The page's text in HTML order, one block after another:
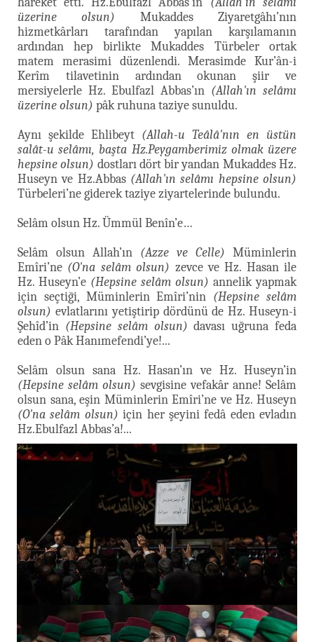
üzerine olsun) Mukaddes Ziyaretgâhı’nın
hizmetkârları tarafından yapılan karşılamanın
ardından hep birlikte Mukaddes Türbeler ortak
matem merasimi düzenlendi. Merasimde Kur’ân-i
Kerîm tilavetinin ardından okunan şiir ve
mersiyelerle Hz. Ebulfazl Abbas’ın (Allah'ın selâmı
üzerine olsun) pâk ruhuna taziye sunuldu.
Aynı şekilde Ehlibeyt (Allah-u Teâlâ'nın en üstün
salât-u selâmı, başta Hz.Peygamberimiz olmak üzere
hepsine olsun) dostları dört bir yandan Mukaddes Hz.
Huseyn ve Hz.Abbas (Allah'ın selâmı hepsine olsun)
Türbeleri’ne giderek taziye ziyartelerinde bulundu.
Selâm olsun Hz. Ümmül Benîn’e…
Selâm olsun Allah’ın (Azze ve Celle) Müminlerin
Emîri’ne (O'na selâm olsun) zevce ve Hz. Hasan ile
Hz. Huseyn’e (Hepsine selâm olsun) annelik yapmak
için seçtiği, Müminlerin Emîri’nin (Hepsine selâm
olsun) evlatlarını yetiştirip dördünü de Hz. Huseyn-i
Şehîd’in (Hepsine selâm olsun) davası uğruna feda
eden o Pâk Hanımefendi’ye!...
Selâm olsun sana Hz. Hasan’ın ve Hz. Huseyn’in
(Hepsine selâm olsun) sevgisine vefakâr anne! Selâm
olsun sana, eşin Müminlerin Emîri’ne ve Hz. Huseyn
(O'na selâm olsun) için her şeyini fedâ eden evladın
Hz.Ebulfazl Abbas’a!...